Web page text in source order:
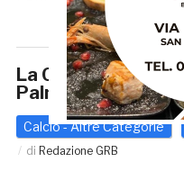
La
Palmense: 2 – 0
Calcio - Altre Categorie
di Redazione GRB